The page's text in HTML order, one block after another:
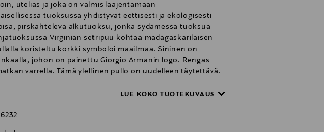
utelias ja joka on valmis laajentamaan
tuoksussa yhdistyvät eettisesti ja ekologisesti
pirskahteleva alkutuoksu, jonka sydämessä tuoksua
Virginian setripuu kohtaa madagaskarilaisen
koristeltu korkki symboloi maailmaa. Sininen on
johon on painettu Giorgio Armanin logo. Rengas
varrella. Tämä ylellinen pullo on uudelleen täytettävä.
LUE KOKO TUOTEKUVAUS